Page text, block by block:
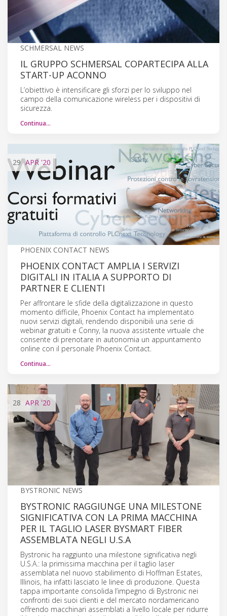
SCHMERSAL NEWS
IL GRUPPO SCHMERSAL COPARTECIPA ALLA
START-UP ACONNO
L’obiettivo è intensificare gli sforzi per lo sviluppo nel
campo della comunicazione wireless per i dispositivi di
sicurezza.
Continua…
29 APR '20
PHOENIX CONTACT NEWS
PHOENIX CONTACT AMPLIA I SERVIZI
DIGITALI IN ITALIA A SUPPORTO DI
PARTNER E CLIENTI
Per affrontare le sfide della digitalizzazione in questo
momento difficile, Phoenix Contact ha implementato
nuovi servizi digitali, rendendo disponibili una serie di
webinar gratuiti e Conny, la nuova assistente virtuale che
consente di prenotare in autonomia un appuntamento
online con il personale Phoenix Contact.
Continua…
28 APR '20
BYSTRONIC NEWS
BYSTRONIC RAGGIUNGE UNA MILESTONE
SIGNIFICATIVA CON LA PRIMA MACCHINA
PER IL TAGLIO LASER BYSMART FIBER
ASSEMBLATA NEGLI U.S.A
Bystronic ha raggiunto una milestone significativa negli
U.S.A.: la primissima macchina per il taglio laser
assemblata nel nuovo stabilimento di Hoffman Estates,
Illinois, ha infatti lasciato le linee di produzione. Questa
tappa importante consolida l’impegno di Bystronic nei
confronti dei suoi clienti e del mercato nordamericano
offrendo macchinari assemblati a livello locale per ridurre